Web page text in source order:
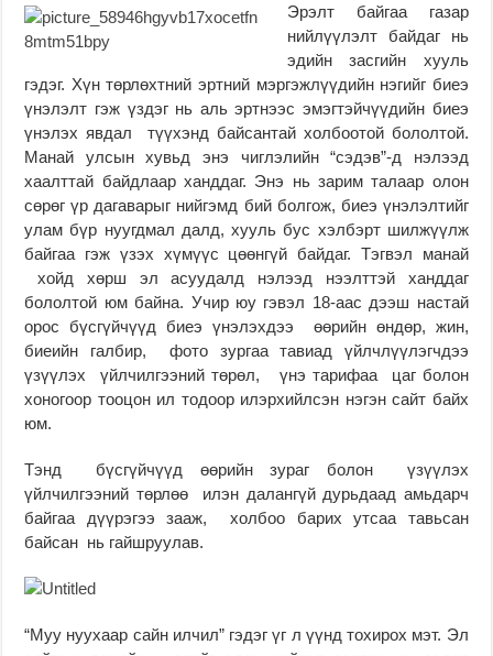
Эрэлт байгаа газар
нийлүүлэлт байдаг нь
эдийн засгийн хууль
гэдэг. Хүн төрлөхтний эртний мэргэжлүүдийн нэгийг биеэ
үнэлэлт гэж үздэг нь аль эртнээс эмэгтэйчүүдийн биеэ
үнэлэх явдал түүхэнд байсантай холбоотой бололтой.
Манай улсын хувьд энэ чиглэлийн “сэдэв”-д нэлээд
хаалттай байдлаар ханддаг. Энэ нь зарим талаар олон
сөрөг үр дагаварыг нийгэмд бий болгож, биеэ үнэлэлтийг
улам бүр нуугдмал далд, хууль бус хэлбэрт шилжүүлж
байгаа гэж үзэх хүмүүс цөөнгүй байдаг. Тэгвэл манай
хойд хөрш эл асуудалд нэлээд нээлттэй ханддаг
бололтой юм байна. Учир юу гэвэл 18-аас дээш настай
орос бүсгүйчүүд биеэ үнэлэхдээ өөрийн өндөр, жин,
биеийн галбир, фото зургаа тавиад үйлчлүүлэгчдээ
үзүүлэх үйлчилгээний төрөл, үнэ тарифаа цаг болон
хоногоор тооцон ил тодоор илэрхийлсэн нэгэн сайт байх
юм.
Тэнд бүсгүйчүүд өөрийн зураг болон үзүүлэх
үйлчилгээний төрлөө илэн далангүй дурьдаад амьдарч
байгаа дүүрэгээ зааж, холбоо барих утсаа тавьсан
байсан нь гайшруулав.
“Муу нуухаар сайн илчил” гэдэг үг л үүнд тохирох мэт. Эл